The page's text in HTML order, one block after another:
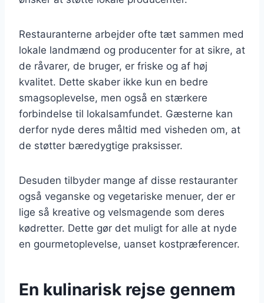
Restauranterne arbejder ofte tæt sammen med
lokale landmænd og producenter for at sikre, at
de råvarer, de bruger, er friske og af høj
kvalitet. Dette skaber ikke kun en bedre
smagsoplevelse, men også en stærkere
forbindelse til lokalsamfundet. Gæsterne kan
derfor nyde deres måltid med visheden om, at
de støtter bæredygtige praksisser.
Desuden tilbyder mange af disse restauranter
også veganske og vegetariske menuer, der er
lige så kreative og velsmagende som deres
kødretter. Dette gør det muligt for alle at nyde
en gourmetoplevelse, uanset kostpræferencer.
En kulinarisk rejse gennem